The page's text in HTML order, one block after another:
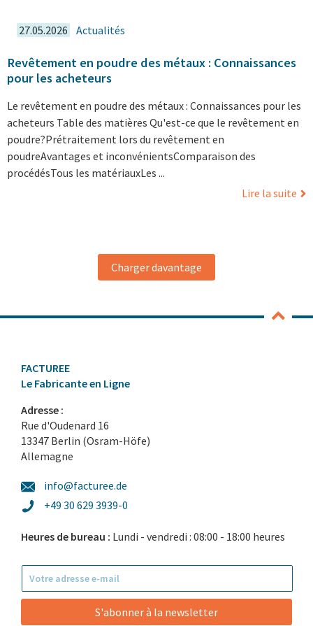
27.05.2026 Actualités
Revêtement en poudre des métaux : Connaissances
pour les acheteurs
Le revêtement en poudre des métaux : Connaissances pour les
acheteurs Table des matières Qu'est-ce que le revêtement en
poudre?Prétraitement lors du revêtement en
poudreAvantages et inconvénientsComparaison des
procédésTous les matériauxLes ...
Lire la suite
Charger davantage
FACTUREE
Le Fabricante en Ligne
Adresse :
Rue d'Oudenard 16
13347 Berlin (Osram-Höfe)
Allemagne
info@facturee.de
+49 30 629 3939-0
Heures de bureau : Lundi - vendredi : 08:00 - 18:00 heures
S'abonner à la newsletter